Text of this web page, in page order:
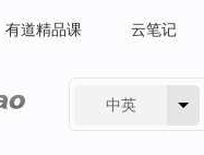
有道精品课 云笔记
中英